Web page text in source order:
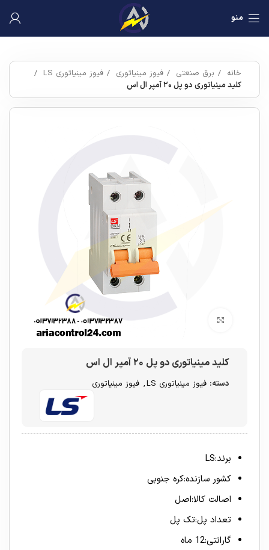
منو
خانه برق صنعتی فیوز مینیاتوری
فیوز مینیاتوری LS
کلید مینیاتوری دو پل ۲۰ آمپر ال اس
کلید مینیاتوری دو پل ۲۰ آمپر ال اس
دسته: فیوز مینیاتوری LS , فیوز مینیاتوری
برند:LS
کشور سازنده:کره جنوبی
اصالت کالا:اصل
تعداد پل:تک پل
گارانتی:12 ماه